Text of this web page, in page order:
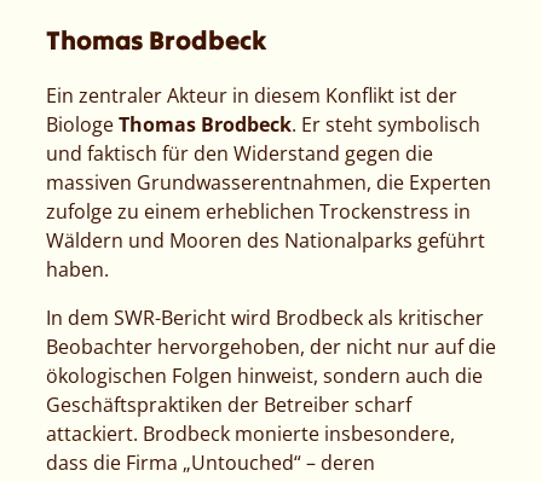
Thomas Brodbeck
Ein zentraler Akteur in diesem Konflikt ist der
BiologeThomas Brodbeck. Er steht symbolisch
und faktisch für den Widerstand gegen die
massiven Grundwasserentnahmen, die Experten
zufolge zu einem erheblichen Trockenstress in
Wäldern und Mooren des Nationalparks geführt
haben.
In dem SWR-Bericht wird Brodbeck als kritischer
Beobachter hervorgehoben, der nicht nur auf die
ökologischen Folgen hinweist, sondern auch die
Geschäftspraktiken der Betreiber scharf
attackiert. Brodbeck monierte insbesondere,
dass die Firma „Untouched“ – deren